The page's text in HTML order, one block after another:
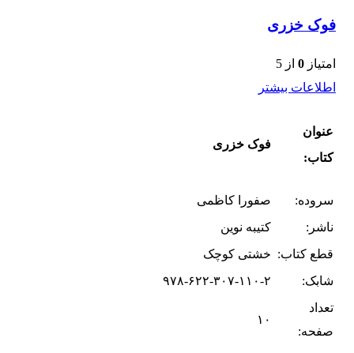
فوک خزری
امتیاز 0 از 5
اطلاعات بیشتر
عنوان
کتاب:
فوک خزری
سروده:
صفورا کاظمی
ناشر:
کتیبه نوین
قطع کتاب: خشتی کوچک
شابک:
۹۷۸-۶۲۲-۳۰۷-۱۱۰-۲
تعداد
صفحه:
۱۰